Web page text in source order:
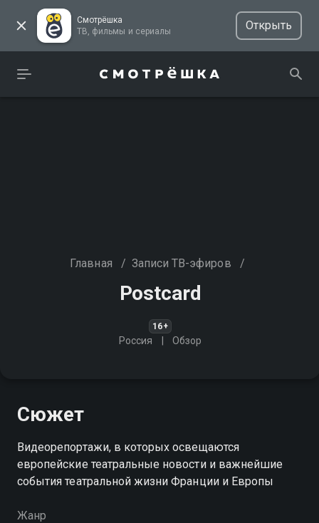
Смотрёшка
ТВ, фильмы и сериалы
Открыть
Главная / Записи ТВ-эфиров /
Postcard
16+
Россия Обзор
Сюжет
Видеорепортажи, в которых освещаются
европейские театральные новости и важнейшие
события театральной жизни Франции и Европы
Жанр